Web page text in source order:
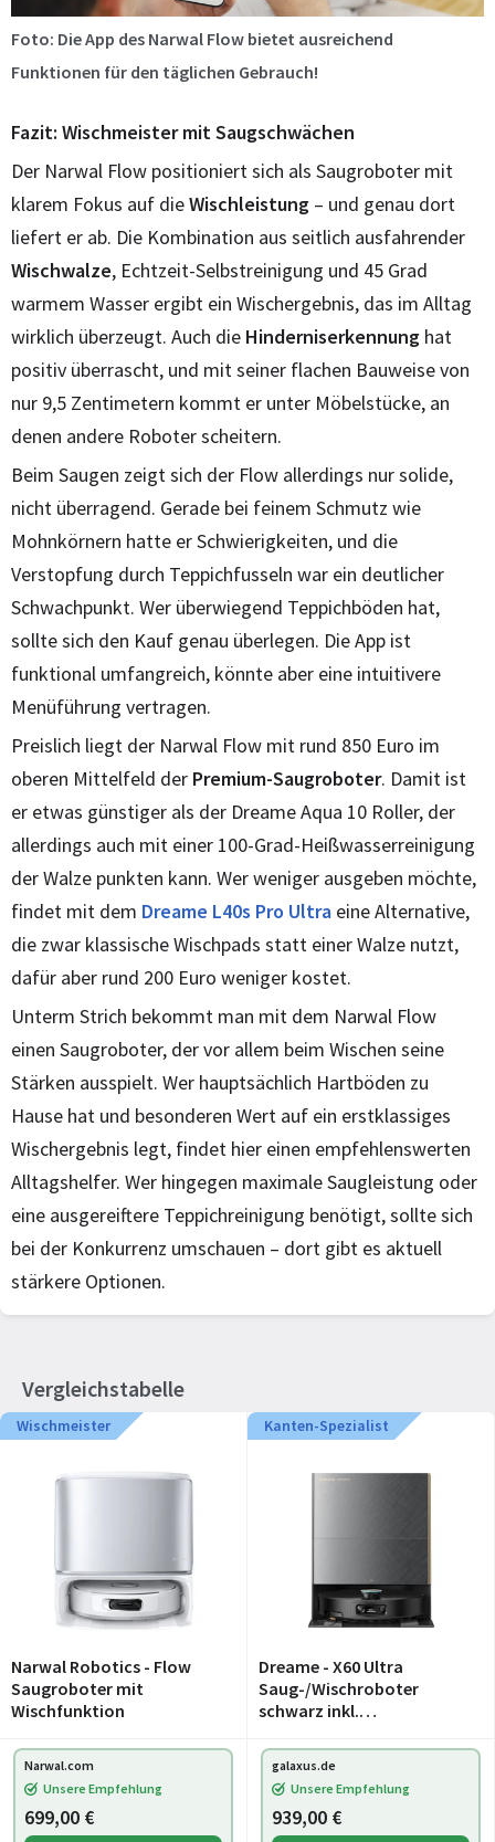
Foto: Die App des Narwal Flow bietet ausreichend
Funktionen für den täglichen Gebrauch!
Fazit: Wischmeister mit Saugschwächen
Der Narwal Flow positioniert sich als Saugroboter mit
klarem Fokus auf dieWischleistung – und genau dort
liefert er ab. Die Kombination aus seitlich ausfahrender
Wischwalze, Echtzeit-Selbstreinigung und 45 Grad
warmem Wasser ergibt ein Wischergebnis, das im Alltag
wirklich überzeugt. Auch die Hinderniserkennung hat
positiv überrascht, und mit seiner flachen Bauweise von
nur 9,5 Zentimetern kommt er unter Möbelstücke, an
denen andere Roboter scheitern.
Beim Saugen zeigt sich der Flow allerdings nur solide,
nicht überragend. Gerade bei feinem Schmutz wie
Mohnkörnern hatte er Schwierigkeiten, und die
Verstopfung durch Teppichfusseln war ein deutlicher
Schwachpunkt. Wer überwiegend Teppichböden hat,
sollte sich den Kauf genau überlegen. Die App ist
funktional umfangreich, könnte aber eine intuitivere
Menüführung vertragen.
Preislich liegt der Narwal Flow mit rund 850 Euro im
oberen Mittelfeld der Premium-Saugroboter. Damit ist
er etwas günstiger als der Dreame Aqua 10 Roller, der
allerdings auch mit einer 100-Grad-Heißwasserreinigung
der Walze punkten kann. Wer weniger ausgeben möchte,
findet mit dem Dreame L40s Pro Ultra eine Alternative,
die zwar klassische Wischpads statt einer Walze nutzt,
dafür aber rund 200 Euro weniger kostet.
Unterm Strich bekommt man mit dem Narwal Flow
einen Saugroboter, der vor allem beim Wischen seine
Stärken ausspielt. Wer hauptsächlich Hartböden zu
Hause hat und besonderen Wert auf ein erstklassiges
Wischergebnis legt, findet hier einen empfehlenswerten
Alltagshelfer. Wer hingegen maximale Saugleistung oder
eine ausgereiftere Teppichreinigung benötigt, sollte sich
bei der Konkurrenz umschauen – dort gibt es aktuell
stärkere Optionen.
Vergleichstabelle
Wischmeister
Narwal Robotics - Flow
Saugroboter mit
Wischfunktion
Kanten-Spezialist
Dreame - X60 Ultra
Saug-/Wischroboter
schwarz inkl.
n (RLX86DE-BLACK)
Narwal.com
Unsere Empfehlung
699,00 €
galaxus.de
Unsere Empfehlung
939,00 €